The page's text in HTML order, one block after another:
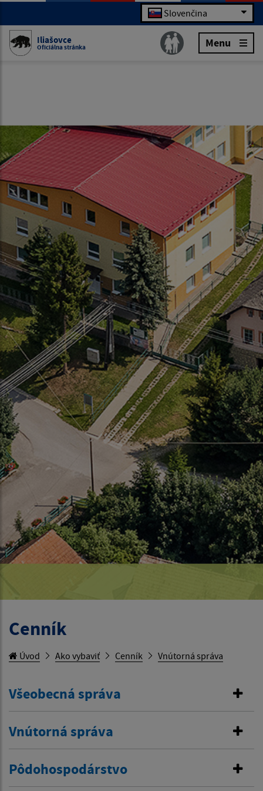
Slovenčina
Iliašovce
Oficiálna stránka Menu
Cenník
Úvod Ako vybaviť Cenník Vnútorná správa
Všeobecná správa
Vnútorná správa
Pôdohospodárstvo